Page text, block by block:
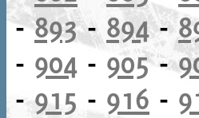
-893- 894-
- 904 - 905-
-915 - 916 -